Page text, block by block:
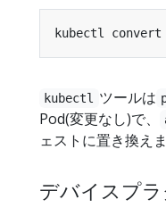
kubectl ツールは
Pod(変更なし)で、
ェストに置き換えま
デバイスプ